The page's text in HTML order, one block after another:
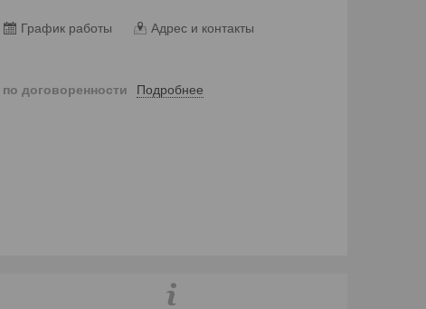
График работы Адрес и контакты
по договоренности Подробнее